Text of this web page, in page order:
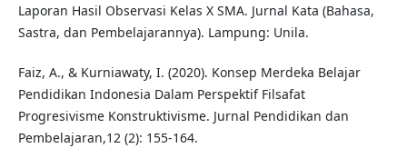
Laporan Hasil Observasi Kelas X SMA. Jurnal Kata (Bahasa,
Sastra, dan Pembelajarannya). Lampung: Unila.
Faiz, A., & Kurniawaty, I. (2020). Konsep Merdeka Belajar
Pendidikan Indonesia Dalam Perspektif Filsafat
Progresivisme Konstruktivisme. Jurnal Pendidikan dan
Pembelajaran,12 (2): 155-164.